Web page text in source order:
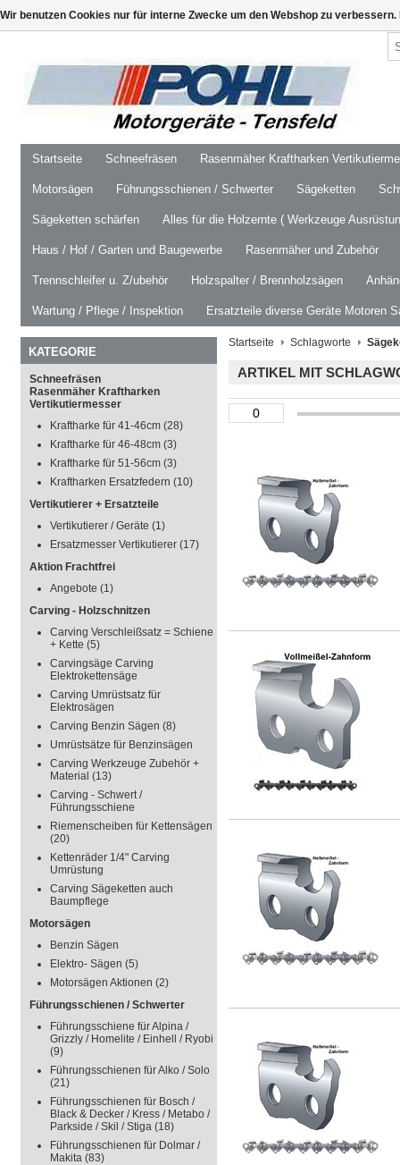
Startseite Schneefräsen Rasenmäher Kraftharken
Motorsägen Führungsschienen / Schwerter Sägeketten
Sägeketten schärfen Alles für die Holzernte ( Werkzeuge
Haus / Hof / Garten und Baugewerbe Rasenmäher und Zubehör
Trennschleifer u. Z/ubehör Holzspalter / Brennholzsägen
Wartung / Pflege / Inspektion Ersatzteile diverse Geräte Motoren
KATEGORIE
Schneefräsen
Rasenmäher Kraftharken
Vertikutiermesser
Kraftharke für 41-46cm (28)
Kraftharke für 46-48cm (3)
Kraftharke für 51-56cm (3)
Kraftharken Ersatzfedern (10)
Vertikutierer + Ersatzteile
Vertikutierer / Geräte (1)
Ersatzmesser Vertikutierer (17)
Aktion Frachtfrei
Angebote (1)
Carving - Holzschnitzen
Carving Verschleißsatz = Schiene
+ Kette (5)
Carvingsäge Carving
Elektrokettensäge
Carving Umrüstsatz für
Elektrosägen
Carving Benzin Sägen (8)
Umrüstsätze für Benzinsägen
Carving Werkzeuge Zubehör +
Material (13)
Carving - Schwert /
Führungsschiene
Riemenscheiben für Kettensägen
(20)
Kettenräder 1/4" Carving
Umrüstung
Carving Sägeketten auch
Baumpflege
Motorsägen
Benzin Sägen
Elektro- Sägen (5)
Motorsägen Aktionen (2)
Führungsschienen / Schwerter
Führungsschiene für Alpina /
Grizzly / Homelite / Einhell / Ryobi
(9)
Führungsschienen für Alko / Solo
(21)
Führungsschienen für Bosch /
Black & Decker / Kress / Metabo /
Parkside / Skil / Stiga (18)
Führungsschienen für Dolmar /
Makita (83)
Startseite Schlagworte
ARTIKEL MIT
Wir benutzen Cookies nur für interne Zwecke um den Webshop zu